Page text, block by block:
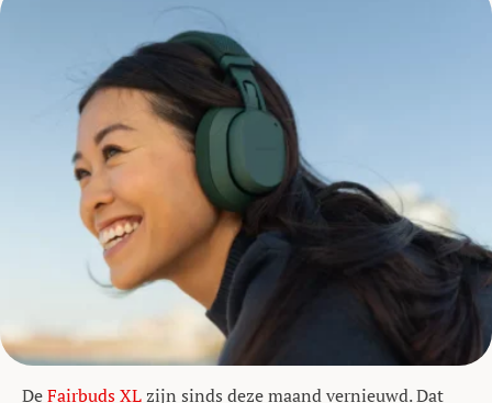
DeFairbuds XLzijn sinds deze maand vernieuwd. Dat